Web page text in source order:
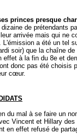
princes presque
de prétendants
arrivée mais qui ne
L'émission a été un tel
soir) que la chaîne
effet à la fin du 8e et
donc pas été choisis
cœur.
du mal à se faire un
Vincent et Hillary
en effet refusé de